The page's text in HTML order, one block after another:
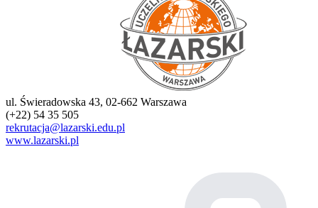
ul. Świeradowska 43, 02-662 Warszawa
(+22) 54 35 505
rekrutacja@lazarski.edu.pl
www.lazarski.pl